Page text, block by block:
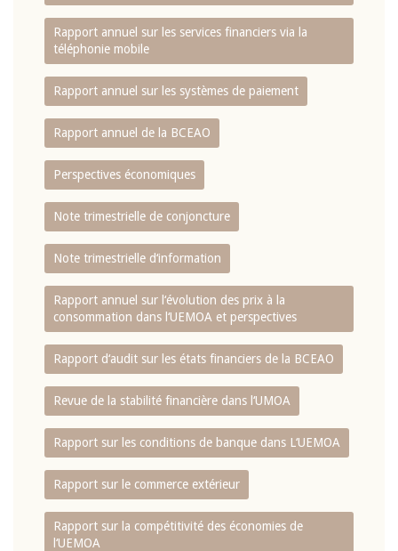
Rapport annuel sur les services financiers via la
téléphonie mobile
Rapport annuel sur les systèmes de paiement
Rapport annuel de la BCEAO
Perspectives économiques
Note trimestrielle de conjoncture
Note trimestrielle d‘information
Rapport annuel sur l‘évolution des prix à la
consommation dans l‘UEMOA et perspectives
Rapport d‘audit sur les états financiers de la BCEAO
Revue de la stabilité financière dans l‘UMOA
Rapport sur les conditions de banque dans L‘UEMOA
Rapport sur le commerce extérieur
Rapport sur la compétitivité des économies de
l‘UEMOA